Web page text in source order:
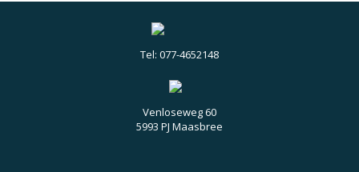
Tel: 077-4652148
Venloseweg 60
5993 PJ Maasbree